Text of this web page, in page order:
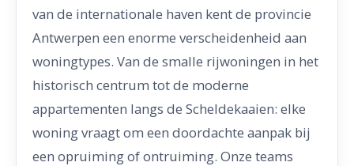
van de internationale haven kent de provincie
Antwerpen een enorme verscheidenheid aan
woningtypes. Van de smalle rijwoningen in het
historisch centrum tot de moderne
appartementen langs de Scheldekaaien: elke
woning vraagt om een doordachte aanpak bij
een opruiming of ontruiming. Onze teams